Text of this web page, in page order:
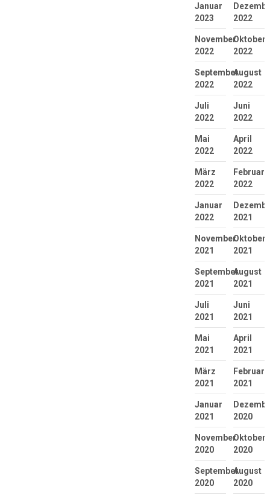
Januar
2023
2022
November
2022
Oktober
2022
September
2022
August
2022
Juli
2022
Juni
2022
Mai
2022
April
2022
März
2022
Februar
2022
Januar
2022
2021
November
2021
Oktober
2021
September
2021
August
2021
Juli
2021
Juni
2021
Mai
2021
April
2021
März
2021
Februar
2021
Januar
2021
2020
November
2020
Oktober
2020
September
2020
August
2020